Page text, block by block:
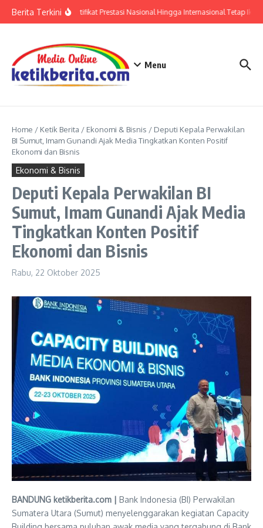
Berita TerkiniPolri: Sertifikat Prestasi Nasional Hingga Internasional Tetap Ikuti
Menu
Home / Ketik Berita / Ekonomi & Bisnis / Deputi Kepala Perwakilan
BI Sumut, Imam Gunandi Ajak Media Tingkatkan Konten Positif
Ekonomi dan Bisnis
Ekonomi & Bisnis
Deputi Kepala Perwakilan BI
Sumut, Imam Gunandi Ajak Media
Tingkatkan Konten Positif
Ekonomi dan Bisnis
Rabu, 22 Oktober 2025
BANDUNG ketikberita.com | Bank Indonesia (BI) Perwakilan
Sumatera Utara (Sumut) menyelenggarakan kegiatan Capacity